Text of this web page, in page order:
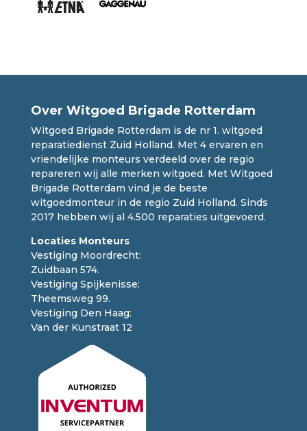
Over Witgoed Brigade Rotterdam
Witgoed Brigade Rotterdam is de nr 1. witgoed
reparatiedienst Zuid Holland. Met 4 ervaren en
vriendelijke monteurs verdeeld over de regio
repareren wij alle merken witgoed. Met Witgoed
Brigade Rotterdam vind je de beste
witgoedmonteur in de regio Zuid Holland. Sinds
2017 hebben wij al 4.500 reparaties uitgevoerd.
Locaties Monteurs
Vestiging Moordrecht:
Zuidbaan 574.
Vestiging Spijkenisse:
Theemsweg 99.
Vestiging Den Haag:
Van der Kunstraat 12